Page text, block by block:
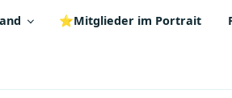
⭐Mitglieder im Portrait